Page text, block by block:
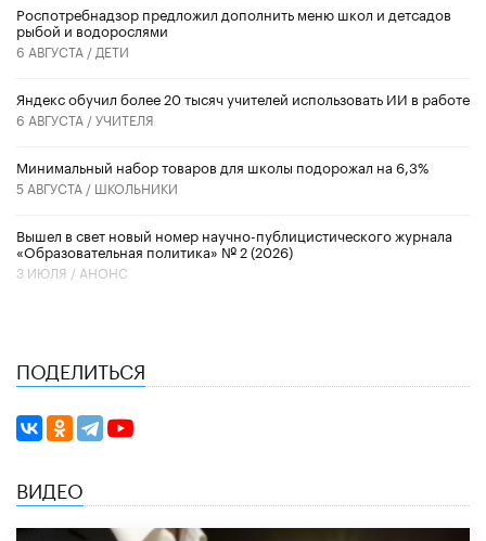
Роспотребнадзор предложил дополнить меню школ и детсадов
рыбой и водорослями
6 АВГУСТА / ДЕТИ
​Яндекс обучил более 20 тысяч учителей использовать ИИ в работе
6 АВГУСТА /УЧИТЕЛЯ
Минимальный набор товаров для школы подорожал на 6,3%
5 АВГУСТА / ШКОЛЬНИКИ
Вышел в свет новый номер научно-публицистического журнала
«Образовательная политика» № 2 (2026)
3 ИЮЛЯ / АНОНС
ПОДЕЛИТЬСЯ
ВИДЕО